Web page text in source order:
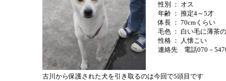
性別 ： オス
年齢 ： 推定4～5才
体長 ： 70cmくらい
毛色 ： 白い毛に薄茶
性格 ： 人懐こい
連絡先 電話070－
古川から保護された犬を引き取るのは今回で5頭目です